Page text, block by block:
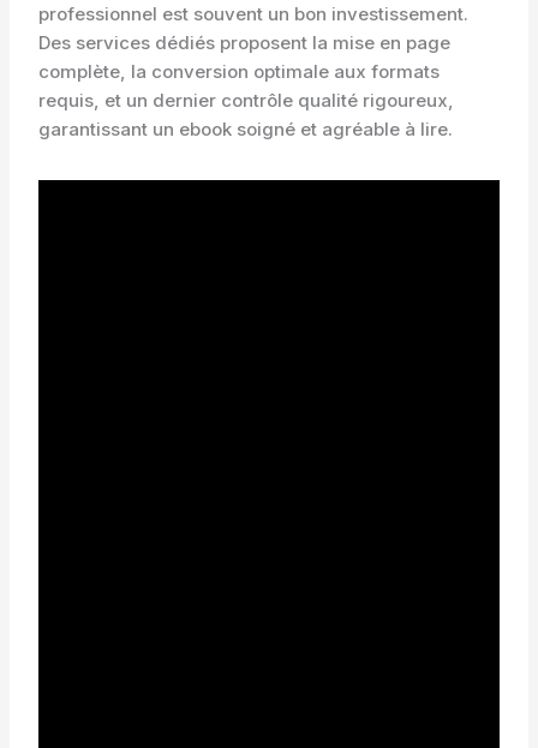
professionnel est souvent un bon investissement.
Des services dédiés proposent la mise en page
complète, la conversion optimale aux formats
requis, et un dernier contrôle qualité rigoureux,
garantissant un ebook soigné et agréable à lire.